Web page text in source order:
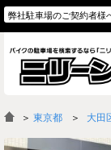
弊社駐車場のご契約者様
物件一覧
よくあるご
＞ 東京都 大田